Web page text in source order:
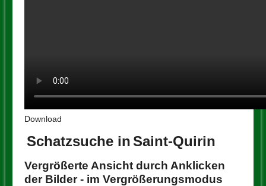
Download
Schatzsuche inSaint-Quirin
Vergrößerte Ansicht durch Anklicken
der Bilder - im Vergrößerungsmodus